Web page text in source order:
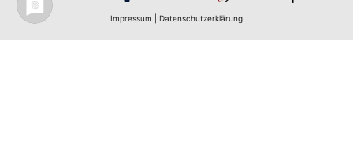
Impressum Datenschutzerklärung